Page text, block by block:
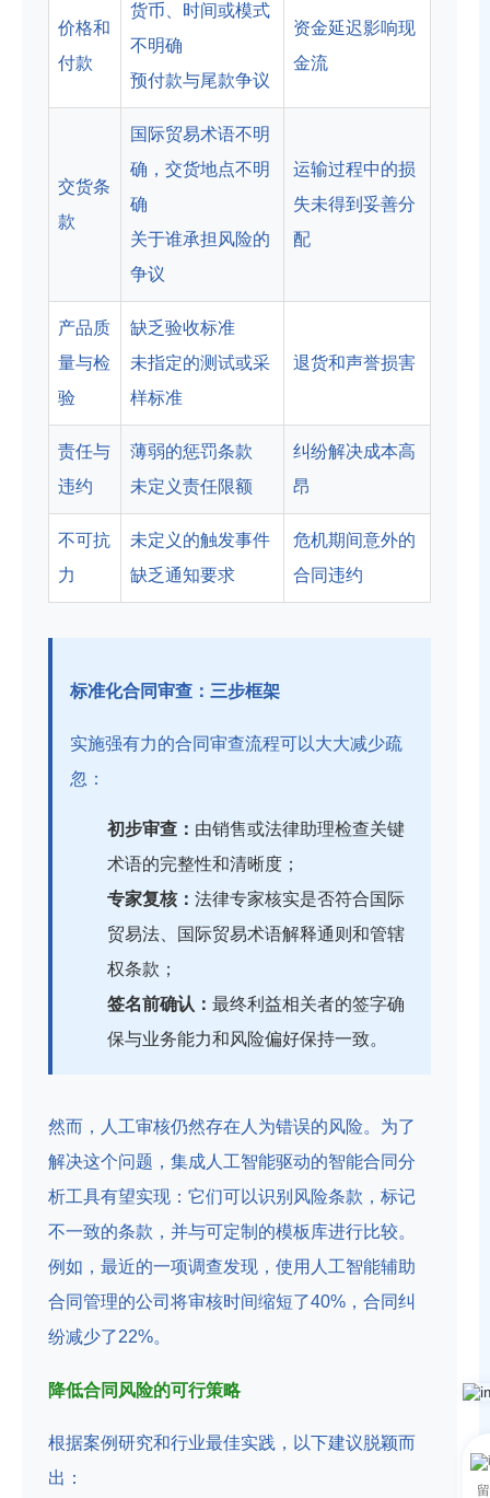
价格和
付款
货币、时间或模式
不明确
预付款与尾款争议
资金延迟影响现
金流
交货条
款
国际贸易术语不明
确，交货地点不明
确
关于谁承担风险的
争议
运输过程中的损
失未得到妥善分
配
产品质
量与检
验
缺乏验收标准
未指定的测试或采
样标准
退货和声誉损害
责任与
违约
薄弱的惩罚条款
未定义责任限额
纠纷解决成本高
昂
不可抗
力
未定义的触发事件
缺乏通知要求
危机期间意外的
合同违约
标准化合同审查：三步框架
实施强有力的合同审查流程可以大大减少疏
忽：
初步审查： 由销售或法律助理检查关键
术语的完整性和清晰度；
专家复核： 法律专家核实是否符合国际
贸易法、国际贸易术语解释通则和管辖
权条款；
签名前确认： 最终利益相关者的签字确
保与业务能力和风险偏好保持一致。
然而，人工审核仍然存在人为错误的风险。为了
解决这个问题，集成人工智能驱动的智能合同分
析工具有望实现：它们可以识别风险条款，标记
不一致的条款，并与可定制的模板库进行比较。
例如，最近的一项调查发现，使用人工智能辅助
合同管理的公司将审核时间缩短了40%，合同纠
纷减少了22%。
降低合同风险的可行策略
根据案例研究和行业最佳实践，以下建议脱颖而
出：